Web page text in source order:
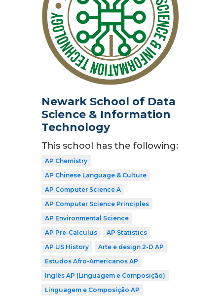
Newark School of Data
Science & Information
Technology
This school has the following:
AP Chemistry
AP Chinese Language & Culture
AP Computer Science A
AP Computer Science Principles
AP Environmental Science
AP Pre-Calculus
AP Statistics
AP US History
Arte e design 2-D AP
Estudos Afro-Americanos AP
Inglês AP (Linguagem e Composição)
Linguagem e Composição AP